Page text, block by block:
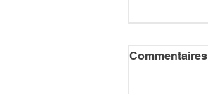
Commentaires